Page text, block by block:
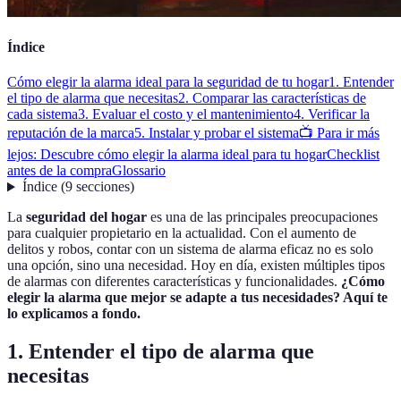
Índice
Cómo elegir la alarma ideal para la seguridad de tu hogar1. Entender
el tipo de alarma que necesitas2. Comparar las características de
cada sistema3. Evaluar el costo y el mantenimiento4. Verificar la
reputación de la marca5. Instalar y probar el sistema📺 Para ir más
lejos: Descubre cómo elegir la alarma ideal para tu hogarChecklist
antes de la compraGlossario
Índice(9 secciones)
La seguridad del hogar es una de las principales preocupaciones
para cualquier propietario en la actualidad. Con el aumento de
delitos y robos, contar con un sistema de alarma eficaz no es solo
una opción, sino una necesidad. Hoy en día, existen múltiples tipos
de alarmas con diferentes características y funcionalidades. ¿Cómo
elegir la alarma que mejor se adapte a tus necesidades? Aquí te
lo explicamos a fondo.
1. Entender el tipo de alarma que
necesitas